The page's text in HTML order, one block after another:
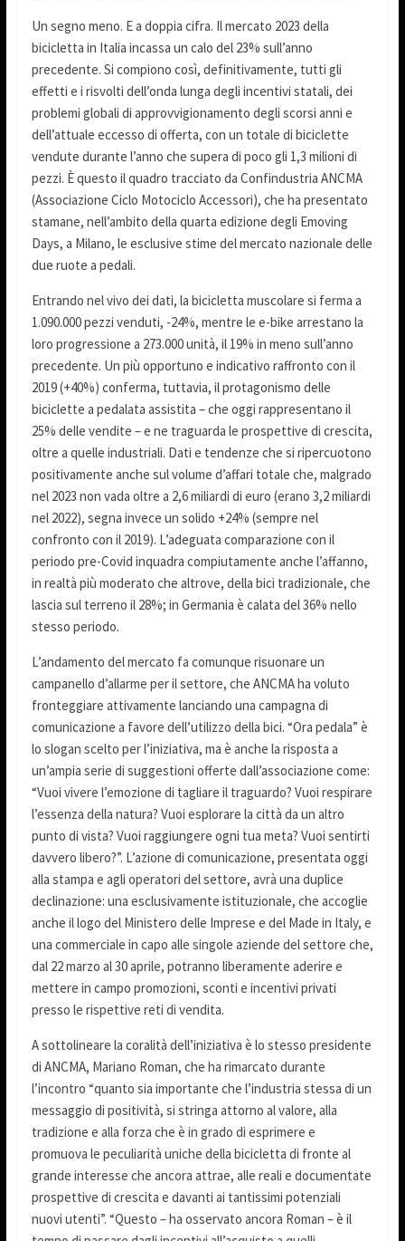
Un segno meno. E a doppia cifra. Il mercato 2023 della
bicicletta in Italia incassa un calo del 23% sull’anno
precedente. Si compiono così, definitivamente, tutti gli
effetti e i risvolti dell’onda lunga degli incentivi statali, dei
problemi globali di approvvigionamento degli scorsi anni e
dell’attuale eccesso di offerta, con un totale di biciclette
vendute durante l’anno che supera di poco gli 1,3 milioni di
pezzi. È questo il quadro tracciato da Confindustria ANCMA
(Associazione Ciclo Motociclo Accessori), che ha presentato
stamane, nell’ambito della quarta edizione degli Emoving
Days, a Milano, le esclusive stime del mercato nazionale delle
due ruote a pedali.
Entrando nel vivo dei dati, la bicicletta muscolare si ferma a
1.090.000 pezzi venduti, -24%, mentre le e-bike arrestano la
loro progressione a 273.000 unità, il 19% in meno sull’anno
precedente. Un più opportuno e indicativo raffronto con il
2019 (+40%) conferma, tuttavia, il protagonismo delle
biciclette a pedalata assistita – che oggi rappresentano il
25% delle vendite – e ne traguarda le prospettive di crescita,
oltre a quelle industriali. Dati e tendenze che si ripercuotono
positivamente anche sul volume d’affari totale che, malgrado
nel 2023 non vada oltre a 2,6 miliardi di euro (erano 3,2 miliardi
nel 2022), segna invece un solido +24% (sempre nel
confronto con il 2019). L’adeguata comparazione con il
periodo pre-Covid inquadra compiutamente anche l’affanno,
in realtà più moderato che altrove, della bici tradizionale, che
lascia sul terreno il 28%; in Germania è calata del 36% nello
stesso periodo.
L’andamento del mercato fa comunque risuonare un
campanello d’allarme per il settore, che ANCMA ha voluto
fronteggiare attivamente lanciando una campagna di
comunicazione a favore dell’utilizzo della bici. “Ora pedala” è
lo slogan scelto per l’iniziativa, ma è anche la risposta a
un’ampia serie di suggestioni offerte dall’associazione come:
“Vuoi vivere l’emozione di tagliare il traguardo? Vuoi respirare
l’essenza della natura? Vuoi esplorare la città da un altro
punto di vista? Vuoi raggiungere ogni tua meta? Vuoi sentirti
davvero libero?”. L’azione di comunicazione, presentata oggi
alla stampa e agli operatori del settore, avrà una duplice
declinazione: una esclusivamente istituzionale, che accoglie
anche il logo del Ministero delle Imprese e del Made in Italy, e
una commerciale in capo alle singole aziende del settore che,
dal 22 marzo al 30 aprile, potranno liberamente aderire e
mettere in campo promozioni, sconti e incentivi privati
presso le rispettive reti di vendita.
A sottolineare la coralità dell’iniziativa è lo stesso presidente
di ANCMA, Mariano Roman, che ha rimarcato durante
l’incontro “quanto sia importante che l’industria stessa di un
messaggio di positività, si stringa attorno al valore, alla
tradizione e alla forza che è in grado di esprimere e
promuova le peculiarità uniche della bicicletta di fronte al
grande interesse che ancora attrae, alle reali e documentate
prospettive di crescita e davanti ai tantissimi potenziali
nuovi utenti”. “Questo – ha osservato ancora Roman – è il